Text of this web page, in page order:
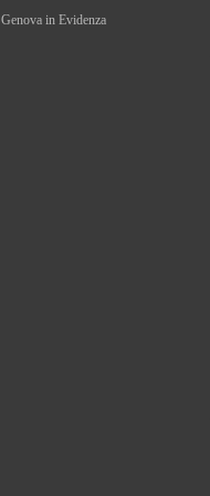
Genova in Evidenza